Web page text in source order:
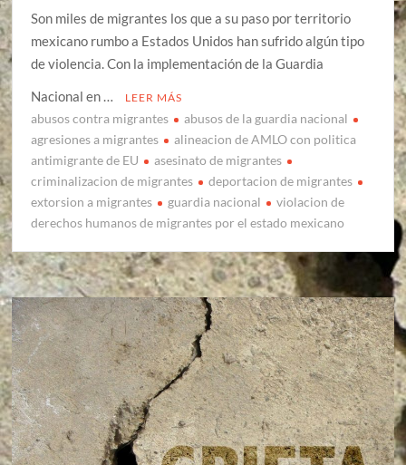
Son miles de migrantes los que a su paso por territorio
mexicano rumbo a Estados Unidos han sufrido algún tipo
de violencia. Con la implementación de la Guardia
Nacional en …
LEER MÁS
abusos contra migrantes
abusos de la guardia nacional
agresiones a migrantes
alineacion de AMLO con politica
antimigrante de EU
asesinato de migrantes
criminalizacion de migrantes
deportacion de migrantes
extorsion a migrantes
guardia nacional
violacion de
derechos humanos de migrantes por el estado mexicano